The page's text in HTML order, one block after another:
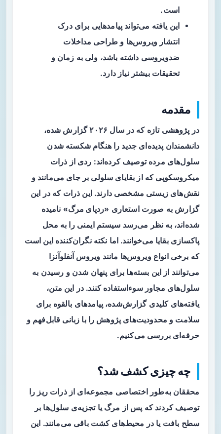
است.
این یافته می‌تواند پیامدهایی برای درک
انتشار ویروس‌ها و طراحی مداخلات
ضدویروسی داشته باشد، ولی به زمان و
تحقیقات بیشتر نیاز دارد.
مقدمه
در پژوهشی تازه که در سال ۲۰۲۶ گزارش شده،
دانشمندان پدیده‌ای جدید را هنگام شکسته شدن
سلول‌های مرده توصیف کرده‌اند: ردی از ذرات
میکروسکوپی که از بقایای سلولی بر جای می‌مانند و
نقش‌های زیستی مشخصی دارند. این ذرات که در این
گزارش به صورت استعاری «ردپای مرگ» نامیده
شده‌اند، به نظر می‌رسد سیستم ایمنی را به محل
پاکسازی بقایا می‌خوانند. اما نکته نگران‌کننده این است
که برخی انواع ویروس‌ها مانند ویروس آنفلوآنزا
می‌توانند از این بسته‌ها برای پنهان شدن و رسیدن به
سلول‌های مجاور سوءاستفاده کنند. در این متن،
یافته‌های کلیدی گزارش‌شده، پیامدهای بالقوه برای
سلامت و محدودیت‌های پژوهش را با زبانی قابل‌فهم و
حرفه‌ای بررسی می‌کنیم.
چه چیزی کشف شد؟
محققان به‌طور اختصاصی مجموعه‌ای از ذرات ریز را
توصیف کردند که پس از مرگ یا تجزیه‌ی سلول‌ها بر
سطح بافت یا در محیط‌های کشت باقی می‌مانند. این